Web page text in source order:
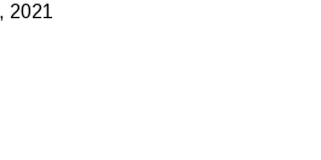
2021